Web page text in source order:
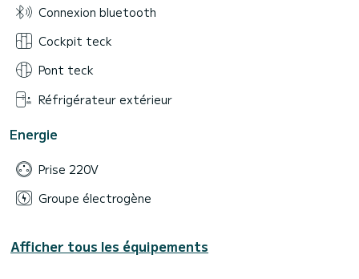
Connexion bluetooth
Cockpit teck
Pont teck
Réfrigérateur extérieur
Energie
Prise 220V
Groupe électrogène
Afficher tous les équipements